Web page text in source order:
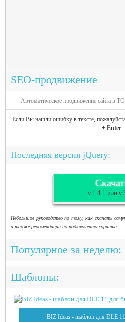
SEO-продвижение
Автоматическое продвижение сайта в
Если Вы нашли ошибку в тексте,
+ Enter.
Последняя версия jQuery:
v.1.4.1 или
Небольшое руководство по тому, как скачать
а также рекомендации по подключению скрипта.
Популярное за неделю:
Шаблоны:
BIZ Ideas - шаблон для DLE 11